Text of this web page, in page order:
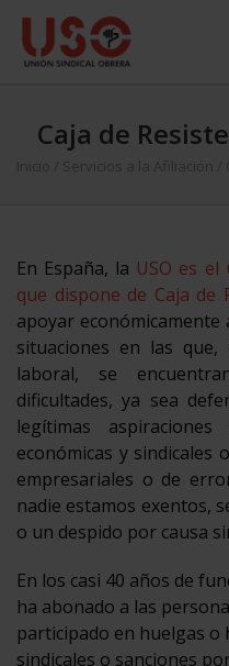
Caja de
Inicio Servicios a la Afiliación
En España, la USO es
que dispone de Caja de
apoyar
situaciones en las
laboral, se
dificultades, ya sea
legítimas
económicas y sindicales
empresariales o de
nadie estamos exentos,
o un despido por causa
En los casi 40 años de
ha abonado a las
participado en huelgas
sindicales o sanciones